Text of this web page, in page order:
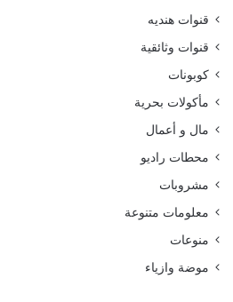
قنوات هنديه
قنوات وثائقية
كوبونات
مأكولات بحرية
مال و أعمال
محطات راديو
مشروبات
معلومات متنوعة
منوعات
موضة وازياء